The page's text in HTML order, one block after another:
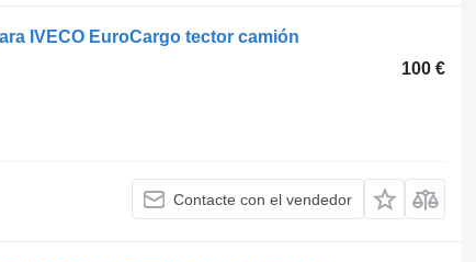
IVECO EuroCargo tector camión
100 €
Contacte con el vendedor